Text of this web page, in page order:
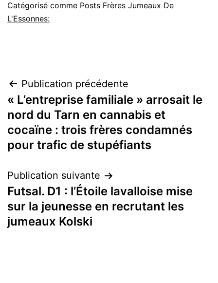
Catégorisé comme Posts Frères Jumeaux De
L'Essonnes:
Navigation
de
l’article
Publication précédente
« L’entreprise familiale » arrosait le
nord du Tarn en cannabis et
cocaïne : trois frères condamnés
pour trafic de stupéfiants
Publication suivante
Futsal. D1 : l’Étoile lavalloise mise
sur la jeunesse en recrutant les
jumeaux Kolski